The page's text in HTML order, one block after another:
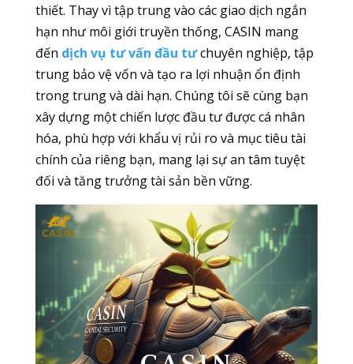
thiết. Thay vì tập trung vào các giao dịch ngắn
hạn như môi giới truyền thống, CASIN mang
đến dịch vụ tư vấn đầu tưchuyên nghiệp, tập
trung bảo vệ vốn và tạo ra lợi nhuận ổn định
trong trung và dài hạn. Chúng tôi sẽ cùng bạn
xây dựng một chiến lược đầu tư được cá nhân
hóa, phù hợp với khẩu vị rủi ro và mục tiêu tài
chính của riêng bạn, mang lại sự an tâm tuyệt
đối và tăng trưởng tài sản bền vững.